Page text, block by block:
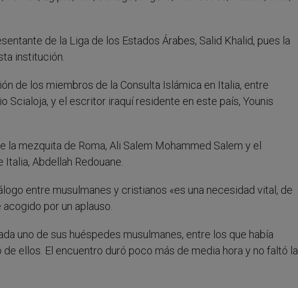
de la Liga de los Estados Árabes, Salid Khalid, pues la
institución.
de los miembros de la Consulta Islámica en Italia, entre
Scialoja, y el escritor iraquí residente en este país, Younis
la mezquita de Roma, Ali Salem Mohammed Salem y el
Abdellah Redouane.
entre musulmanes y cristianos «es una necesidad vital, de
por un aplauso.
uno de sus huéspedes musulmanes, entre los que había
ellos. El encuentro duró poco más de media hora y no faltó la